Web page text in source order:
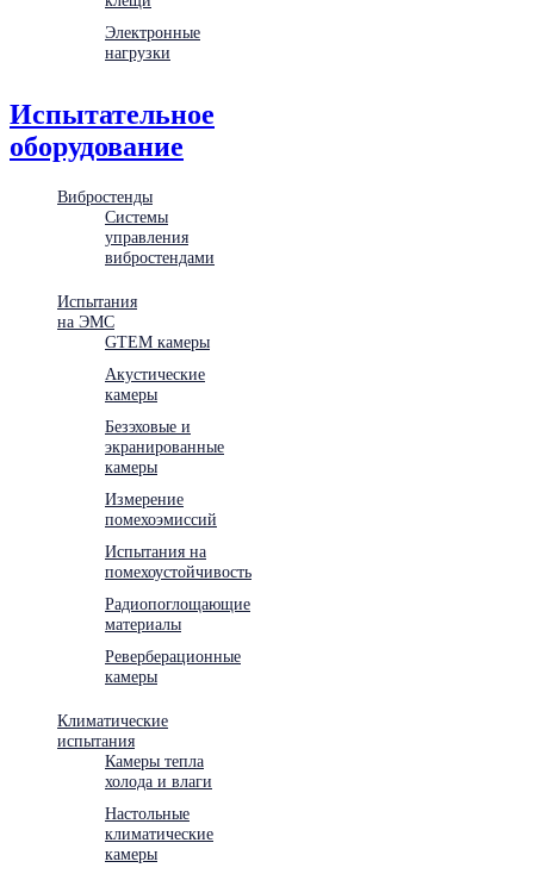
Электронные
нагрузки
Испытательное
оборудование
Вибростенды
Системы
управления
вибростендами
Испытания
на ЭМС
GTEM камеры
Акустические
камеры
Безэховые и
экранированные
камеры
Измерение
помехоэмиссий
Испытания на
помехоустойчивость
Радиопоглощающие
материалы
Реверберационные
камеры
Климатические
испытания
Камеры тепла
холода и влаги
Настольные
климатические
камеры